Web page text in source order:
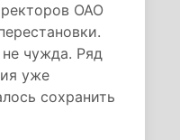
ОАО
чужда. Ряд
уже
сохранить